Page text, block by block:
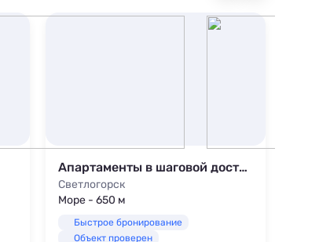
Апартаменты в шаговой доступности от моря
Светлогорск
Море - 650 м
Быстрое бронирование
Объект проверен